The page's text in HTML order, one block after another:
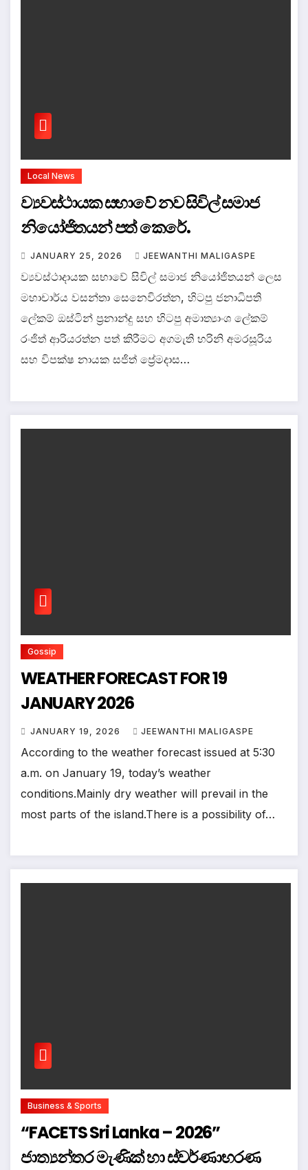
Local News
ව්‍යවස්ථායක සභාවේ නව සිවිල් සමාජ
නියෝජිතයන් පත් කෙරේ.
JANUARY 25, 2026 JEEWANTHI MALIGASPE
ව්‍යවස්ථාදායක සභාවේ සිවිල් සමාජ නියෝජිතයන් ලෙස
මහාචාර්ය වසන්තා සෙනෙවිරත්න, හිටපු ජනාධිපති
ලේකම් ඔස්ටින් ප්‍රනාන්දු සහ හිටපු අමාත්‍යාංශ ලේකම්
රංජිත් ආරියරත්න පත් කිරීමට අගමැති හරිනි අමරසූරිය
සහ විපක්ෂ නායක සජිත් ප්‍රේමදාස…
Gossip
WEATHER FORECAST FOR 19
JANUARY 2026
JANUARY 19, 2026 JEEWANTHI MALIGASPE
According to the weather forecast issued at 5:30
a.m. on January 19, today’s weather
conditions.Mainly dry weather will prevail in the
most parts of the island.There is a possibility of…
Business & Sports
“FACETS Sri Lanka – 2026”
ජාත්‍යන්තර මැණික් හා ස්වර්ණාභරණ